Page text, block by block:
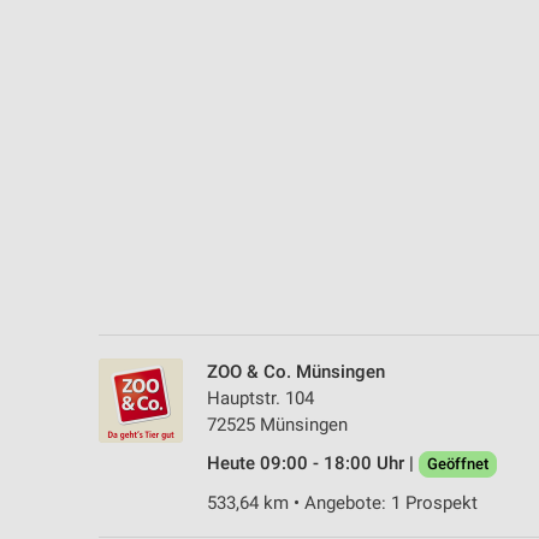
ZOO & Co. Münsingen
Hauptstr. 104
72525 Münsingen
Heute 09:00 - 18:00 Uhr |
Geöffnet
533,64 km • Angebote: 1 Prospekt
Notwendig
Performance